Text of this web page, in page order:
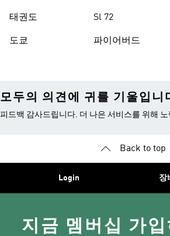
태권도
도쿄
Sl 72
파이어버드
모두의 의견에 귀를 기울입니
피드백 감사드립니다. 더 나은 서비스를 위해
Back to top
Login 장
지금 멤버십 가입